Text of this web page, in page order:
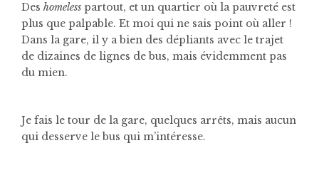
Des homeless partout, et un quartier où la pauvreté est
plus que palpable. Et moi qui ne sais point où aller !
Dans la gare, il y a bien des dépliants avec le trajet
de dizaines de lignes de bus, mais évidemment pas
du mien.
Je fais le tour de la gare, quelques arrêts, mais aucun
qui desserve le bus qui m’intéresse.